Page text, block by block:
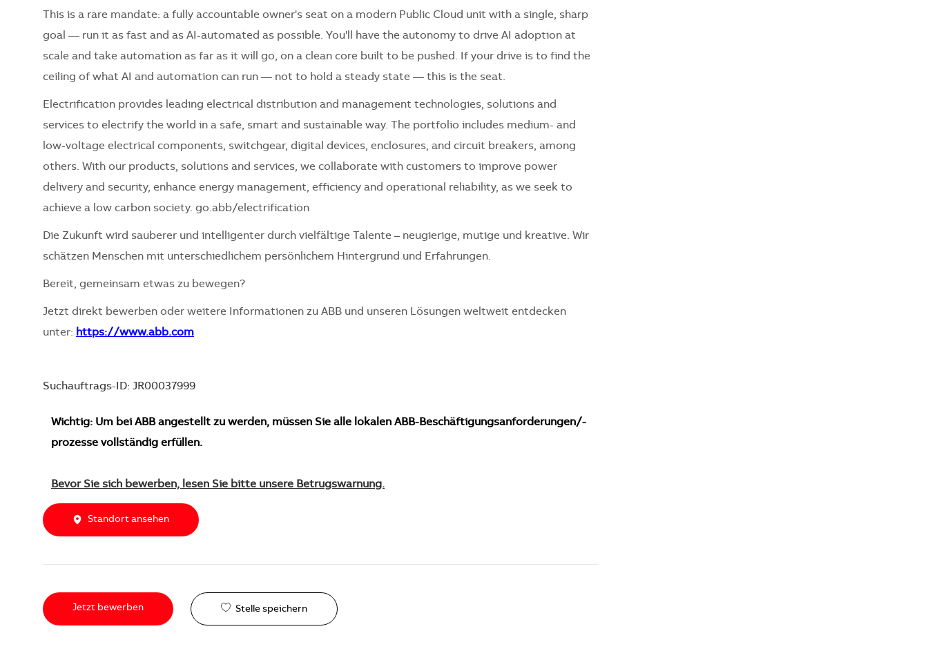
This is a rare mandate: a fully accountable owner's seat on a modern Public Cloud unit with a single, sharp
goal — run it as fast and as AI-automated as possible. You'll have the autonomy to drive AI adoption at
scale and take automation as far as it will go, on a clean core built to be pushed. If your drive is to find the
ceiling of what AI and automation can run — not to hold a steady state — this is the seat.
Electrification provides leading electrical distribution and management technologies, solutions and
services to electrify the world in a safe, smart and sustainable way. The portfolio includes medium- and
low-voltage electrical components, switchgear, digital devices, enclosures, and circuit breakers, among
others. With our products, solutions and services, we collaborate with customers to improve power
delivery and security, enhance energy management, efficiency and operational reliability, as we seek to
achieve a low carbon society. go.abb/electrification
Die Zukunft wird sauberer und intelligenter durch vielfältige Talente – neugierige, mutige und kreative. Wir
schätzen Menschen mit unterschiedlichem persönlichem Hintergrund und Erfahrungen.
Bereit, gemeinsam etwas zu bewegen?
Jetzt direkt bewerben oder weitere Informationen zu ABB und unseren Lösungen weltweit entdecken
unter: https://www.abb.com
Suchauftrags-ID: JR00037999
Wichtig: Um bei ABB angestellt zu werden, müssen Sie alle lokalen ABB-Beschäftigungsanforderungen/-
prozesse vollständig erfüllen.
Bevor Sie sich bewerben, lesen Sie bitte unsere Betrugswarnung.
Standort ansehen
Jetzt bewerben Stelle speichern